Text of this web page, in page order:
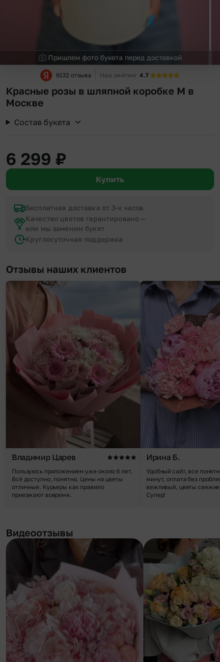
Пришлем фото букета перед доставкой
9132 отзыва Наш рейтинг 4.7
Красные розы в шляпной коробке М в
Москве
Состав букета
6 299 ₽
Купить
Бесплатная доставка от 3-х часов
Качество цветов гарантировано —
или мы заменим букет
Круглосуточная поддержка
Отзывы наших клиентов
Владимир Царев
Пользуюсь приложением уже около 6 лет.
Всё доступно, понятно. Цены на цветы
отличные. Курьеры как правило
приезжают вовремя.
Ирина Б.
Удобный сайт, все
минут, оплата без
вежливый, цветы
Супер!
Видеоотзывы